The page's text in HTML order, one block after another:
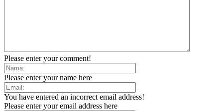
Please enter your comment!
Please enter your name here
You have entered an incorrect email address!
Please enter your email address here